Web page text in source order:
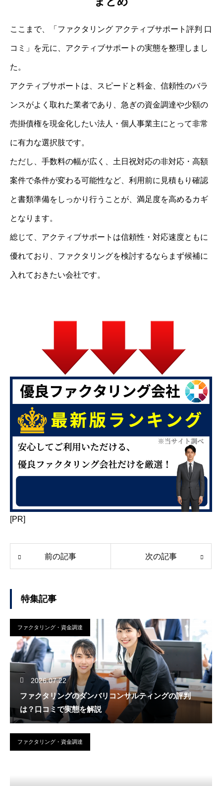
ここまで、「ファクタリング アクティブサポート評判 口
コミ」を元に、アクティブサポートの実態を整理しまし
た。
アクティブサポートは、スピードと料金、信頼性のバラ
ンスがよく取れた業者であり、急ぎの資金調達や少額の
売掛債権を現金化したい法人・個人事業主にとって非常
に有力な選択肢です。
ただし、手数料の幅が広く、土日祝対応の非対応・高額
案件で条件が変わる可能性など、利用前に見積もり確認
と書類準備をしっかり行うことが、満足度を高めるカギ
となります。
総じて、アクティブサポートは信頼性・対応速度ともに
優れており、ファクタリングを検討するならまず候補に
入れておきたい会社です。
[PR]
前の記事 次の記事
特集記事
ファクタリング・資金調達
2026.07.22
ファクタリングのダンバリコンサルティングの評判
は？口コミで実態を解説
ファクタリング・資金調達